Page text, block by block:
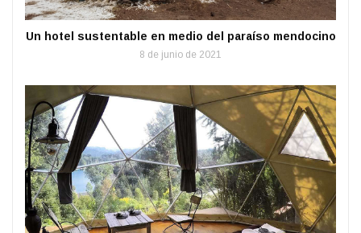
Un hotel sustentable en medio del paraíso mendocino
8 de junio de 2021